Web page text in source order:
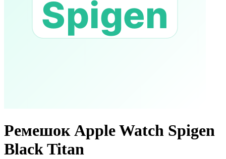
Ремешок Apple Watch Spigen
Black Titan